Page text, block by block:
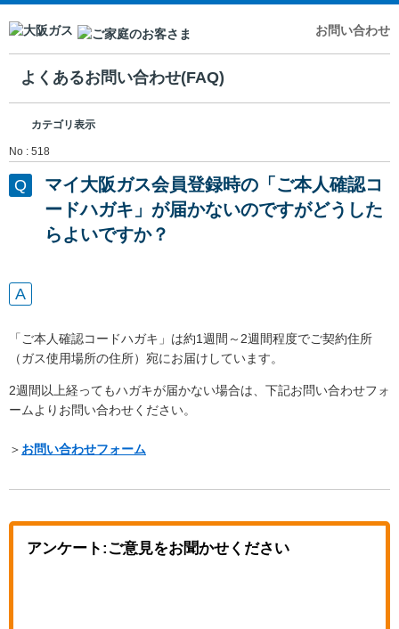
お問い合わせ
よくあるお問い合わせ(FAQ)
カテゴリ表示
No : 518
マイ大阪ガス会員登録時の「ご本人確認コ
ードハガキ」が届かないのですがどうした
らよいですか？
「ご本人確認コードハガキ」は約1週間～2週間程度でご契約住所
（ガス使用場所の住所）宛にお届けしています。
2週間以上経ってもハガキが届かない場合は、下記お問い合わせフォ
ームよりお問い合わせください。
＞ お問い合わせフォーム
アンケート:ご意見をお聞かせください